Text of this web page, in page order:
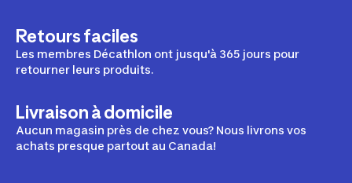
Retours faciles
Les membres Décathlon ont jusqu'à 365 jours pour
retourner leurs produits.
Livraison à domicile
Aucun magasin près de chez vous? Nous livrons vos
achats presque partout au Canada!